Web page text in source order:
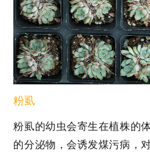
粉虱
粉虱的幼虫会寄生在植株的
的分泌物，会诱发煤污病，